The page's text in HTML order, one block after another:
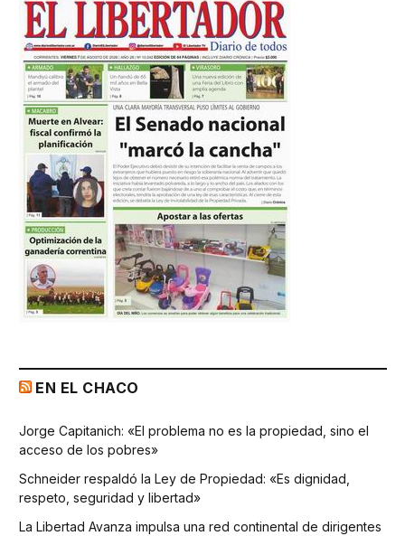
EN EL CHACO
Jorge Capitanich: «El problema no es la propiedad, sino el
acceso de los pobres»
Schneider respaldó la Ley de Propiedad: «Es dignidad,
respeto, seguridad y libertad»
La Libertad Avanza impulsa una red continental de dirigentes